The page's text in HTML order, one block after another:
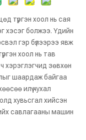
түргэн хоол нь сая
хэсэг болжээ. Үдийн
гэр бүлээрээ явж
хоол нь тав
хэрэглэгчид зөвхөн
шаардаж байгаа
илүү чухал
хувьсгал хийсэн
савлагааны машин